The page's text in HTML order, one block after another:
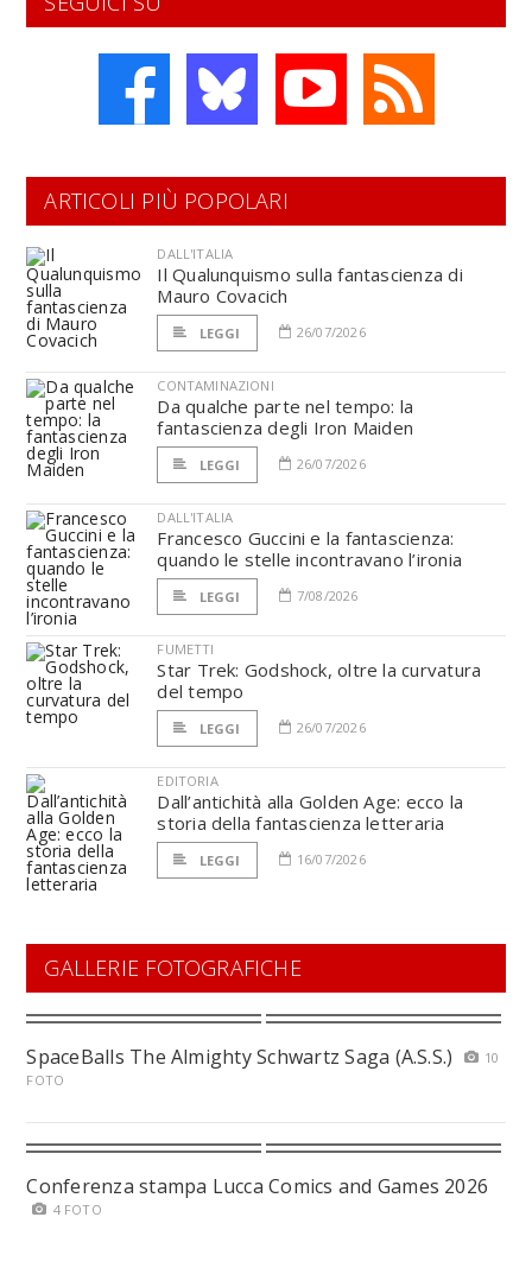
ARTICOLI PIÙ POPOLARI
DALL'ITALIA
Il Qualunquismo sulla fantascienza di
Mauro Covacich
LEGGI 26/07/2026
CONTAMINAZIONI
Da qualche parte nel tempo: la
fantascienza degli Iron Maiden
LEGGI 26/07/2026
DALL'ITALIA
Francesco Guccini e la fantascienza:
quando le stelle incontravano l’ironia
LEGGI 7/08/2026
FUMETTI
Star Trek: Godshock, oltre la curvatura
del tempo
LEGGI 26/07/2026
EDITORIA
Dall’antichità alla Golden Age: ecco la
storia della fantascienza letteraria
LEGGI 16/07/2026
GALLERIE FOTOGRAFICHE
SpaceBalls The Almighty Schwartz Saga (A.S.S.)
10
FOTO
Conferenza stampa Lucca Comics and Games 2026
4 FOTO